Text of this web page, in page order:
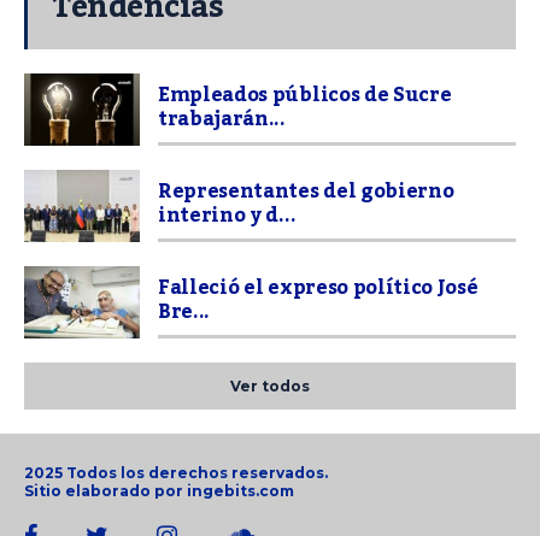
Empleados públicos de Sucre
trabajarán...
Representantes del gobierno
interino y d...
Falleció el expreso político José
Bre...
Ver todos
2025 Todos los derechos reservados.
Sitio elaborado por ingebits.com